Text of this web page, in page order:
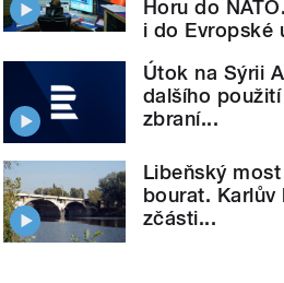
Horu do
i do Evropské
Útok na Sýrii
dalšího
zbraní...
Libeňský
bourat. Karlův
zčásti...